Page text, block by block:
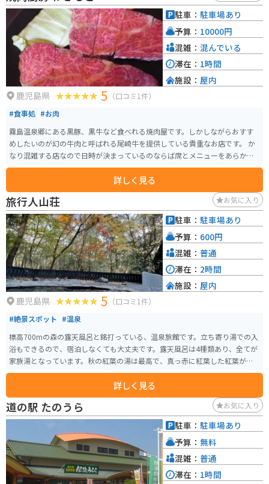
所としても最適です。 道の駅 ゆ～ぱるのじり周辺には、新田原基地航空祭の
会場として知られる航空自衛隊新田原基地や、国の天然記念物に指定されて
いる「蘇鉄自生地」など、観光スポットも充実しています。
鹿児島県 5 （口コミ1件）
#食事処 #お肉
霧島温泉郷にある黒豚、黒牛など食べれる焼肉屋です。しかしながらおすす
めしたいのが幻の牛肉と呼ばれる尾崎牛を提供している貴重なお店です。 か
なり混雑する店なので日時が決まっているのならば席とメニューをあらかじ
め予約しておくことをおすすめします。
詳しく見る
駐車： 駐車場あり
予算： 10000円
混雑： 混んでいる
滞在： 1時間
施設： 屋内
旅行人山荘 お気に入り
鹿児島県 5 （口コミ1件）
#絶景スポット #温泉
標高700mの森の露天風呂と銘打っている、温泉旅館です。立ち寄り湯での入
浴もできるので、宿泊しなくても大丈夫です。露天風呂は4種類あり、全てが
家族湯となっています。秋の紅葉の湯は最高で、真っ赤に紅葉した紅葉が非
常に綺麗です。 露天風呂に入浴するには、フロントにて露天風呂の空き状況
を確認後、指定の露天風呂を予約します。空いていれば、すぐに入浴できま
す。 立ち寄り湯は受付開始が12:00からです。料金も大浴場より若干高いで
す。山荘内には図書室があり、待ち時間もゆっくり過ごす事ができます。バイ
ク専用の駐輪場はありませんので、普通車用の駐車場に停車する必要があり
ます。季節によって、景色が変わりますので、何度行っても楽しめます。
詳しく見る
駐車： 駐車場あり
予算： 600円
混雑： 普通
滞在： 2時間
施設： 屋内
道の駅 たのうら お気に入り
駐車： 駐車場あり
予算： 無料
混雑： 普通
滞在： 1時間